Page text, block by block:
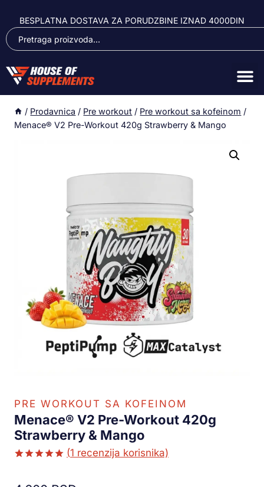
BESPLATNA DOSTAVA ZA PORUDZBINE IZNAD 4000DIN
/ Prodavnica / Pre workout / Pre workout sa kofeinom /
Menace® V2 Pre-Workout 420g Strawberry & Mango
PRE WORKOUT SA KOFEINOM
Menace® V2 Pre-Workout 420g
Strawberry & Mango
(1 recenzija korisnika)